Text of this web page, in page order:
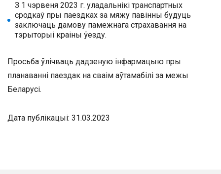
З 1 чэрвеня 2023 г. уладальнікі транспартных
сродкаў пры паездках за мяжу павінны будуць
заключаць дамову памежнага страхавання на
тэрыторыі краіны ўезду.
Просьба ўлічваць дадзеную інфармацыю пры
планаванні паездак на сваім аўтамабілі за межы
Беларусі.
Дата публікацыі: 31.03.2023